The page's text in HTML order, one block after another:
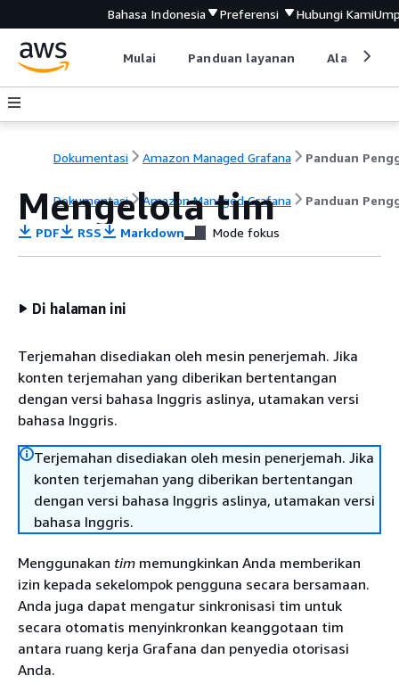
Bahasa Indonesia Preferensi Hubungi Kami
Mulai Panduan layanan Alat
Dokumentasi Amazon Managed Grafana
Dokumentasi Amazon Managed Grafana Panduan
Mengelola tim
PDF RSS Markdown Mode fokus
Di halaman ini
Terjemahan disediakan oleh mesin penerjemah. Jika
konten terjemahan yang diberikan bertentangan
dengan versi bahasa Inggris aslinya, utamakan versi
bahasa Inggris.
Terjemahan disediakan oleh mesin penerjemah. Jika
konten terjemahan yang diberikan bertentangan
dengan versi bahasa Inggris aslinya, utamakan versi
bahasa Inggris.
Menggunakan tim memungkinkan Anda memberikan
izin kepada sekelompok pengguna secara bersamaan.
Anda juga dapat mengatur sinkronisasi tim untuk
secara otomatis menyinkronkan keanggotaan tim
antara ruang kerja Grafana dan penyedia otorisasi
Anda.